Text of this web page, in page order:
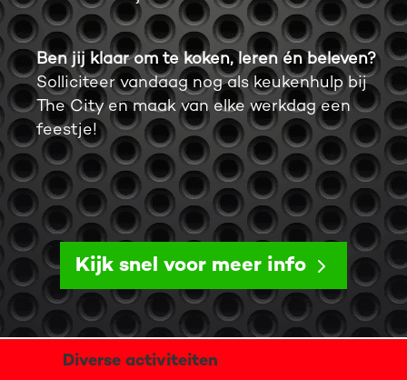
Ben jij klaar om te koken, leren én beleven?
Solliciteer vandaag nog als keukenhulp bij
The City en maak van elke werkdag een
feestje!
Kijk snel voor meer info
Diverse activiteiten